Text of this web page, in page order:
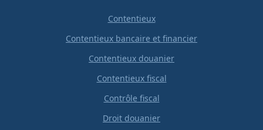
Contentieux
Contentieux bancaire et financier
Contentieux douanier
Contentieux fiscal
Contrôle fiscal
Droit douanier